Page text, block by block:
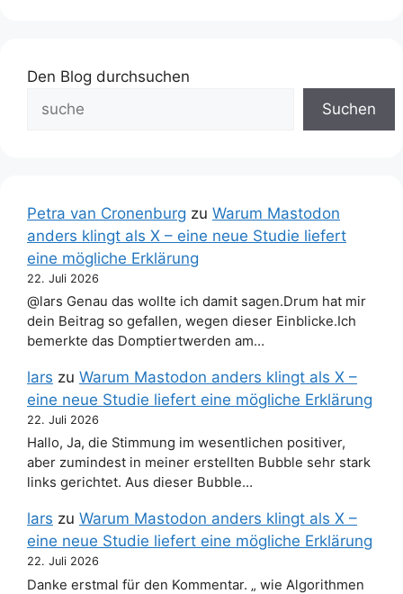
Den Blog durchsuchen
Suchen
Petra van Cronenburg zu Warum Mastodon
anders klingt als X – eine neue Studie liefert
eine mögliche Erklärung
22. Juli 2026
@lars Genau das wollte ich damit sagen.Drum hat mir
dein Beitrag so gefallen, wegen dieser Einblicke.Ich
bemerkte das Domptiertwerden am…
lars zu Warum Mastodon anders klingt als X –
eine neue Studie liefert eine mögliche Erklärung
22. Juli 2026
Hallo, Ja, die Stimmung im wesentlichen positiver,
aber zumindest in meiner erstellten Bubble sehr stark
links gerichtet. Aus dieser Bubble…
lars zu Warum Mastodon anders klingt als X –
eine neue Studie liefert eine mögliche Erklärung
22. Juli 2026
Danke erstmal für den Kommentar. „ wie Algorithmen